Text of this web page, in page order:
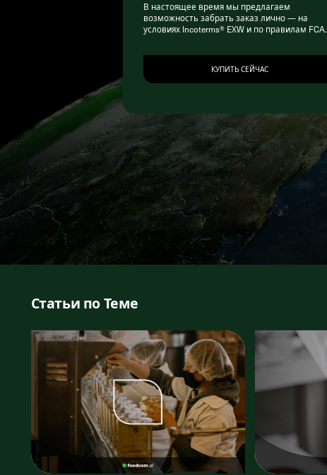
В настоящее время мы предлагаем
возможность забрать заказ лично — на
условиях Incoterms® EXW и по правилам FCA.
КУПИТЬ СЕЙЧАС
Статьи по Теме